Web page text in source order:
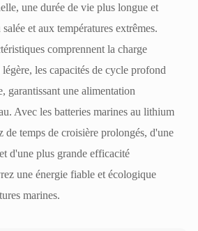
une durée de vie plus longue et
et aux températures extrêmes.
comprennent la charge
les capacités de cycle profond
garantissant une alimentation
Avec les batteries marines au lithium
temps de croisière prolongés, d'une
d'une plus grande efficacité
une énergie fiable et écologique
marines.